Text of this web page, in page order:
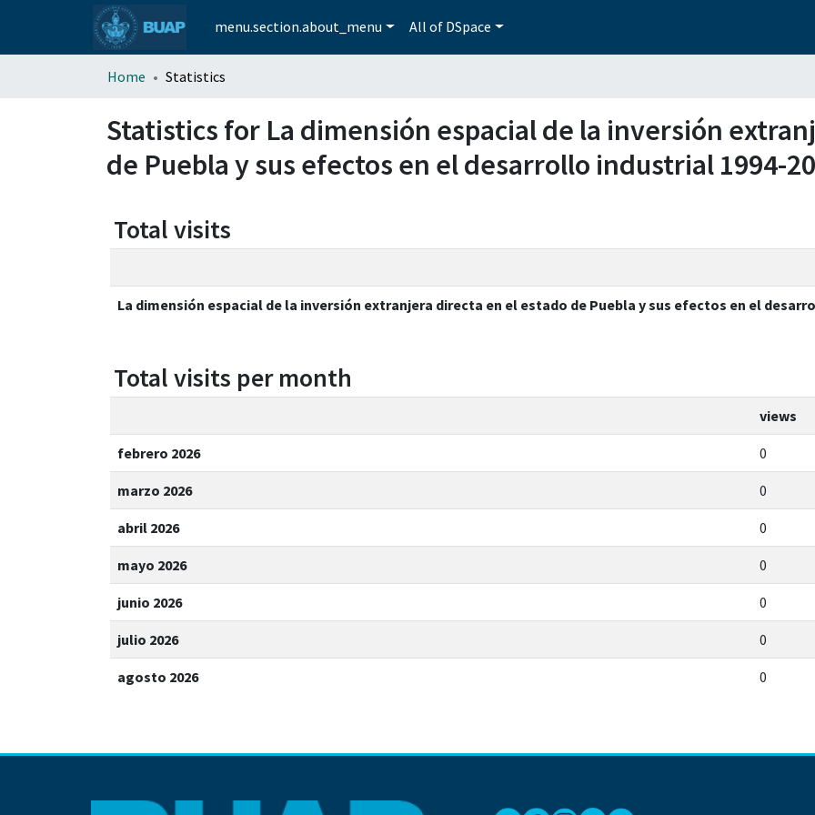
menu.section.about_menu All of DSpace
Home Statistics
Statistics for La dimensión espacial de la inversión
de Puebla y sus efectos en el desarrollo industrial 1994-
Total visits
La dimensión espacial de la inversión extranjera directa en el estado de Puebla y sus efectos en el
Total visits per month
views
febrero 2026 0
marzo 2026 0
abril 2026 0
mayo 2026 0
junio 2026 0
julio 2026 0
agosto 2026 0